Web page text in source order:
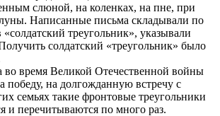
слюной, на коленках, на пне, при
Написанные письма складывали по
треугольник», указывали
солдатский «треугольник» было
время Великой Отечественной войны
победу, на долгожданную встречу с
семьях такие фронтовые треугольники
и перечитываются по много раз.